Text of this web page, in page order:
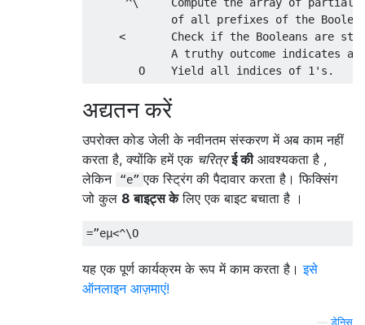
of all prefixes of the
<       Check if the Booleans are
A truthy outcome indicates
अद्यतन करें
उपरोक्त कोड जेली के नवीनतम संस्करण में अब काम नहीं
करता है, क्योंकि हमें एक चरित्रई कीआवश्यकता है ,
लेकिन
“e” एक स्ट्रिंग की पैदावार करता है। फिक्सिंग
जो कुल 8 बाइट्स केलिए एक बाइट बचाता है ।
यह एक पूर्ण कार्यक्रम के रूप में काम करता है।इसे
ऑनलाइन आज़माएं!
—डेनिस